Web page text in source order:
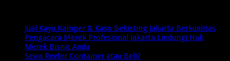
Jual Kayu Kamper & Kaso Bekisting Jakarta Berkualitas
Pengacara Merek Profesional Jakarta Lindungi Hak
Merek Bisnis Anda
Sewa Reefer Container atau Beli?